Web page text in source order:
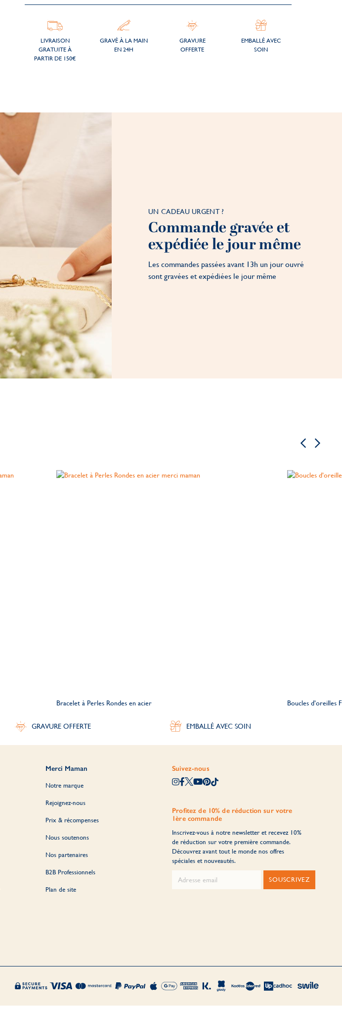
LIVRAISON
GRATUITE À
PARTIR DE 150€
GRAVÉ À LA MAIN
EN 24H
GRAVURE
OFFERTE
EMBALLÉ AVEC
SOIN
UN CADEAU URGENT ?
Commande gravée et
expédiée le jour même
Les commandes passées avant 13h un jour ouvré
sont gravées et expédiées le jour même
Bracelet à Perles Rondes en acier Boucles d’oreilles
GRAVURE OFFERTE EMBALLÉ AVEC SOIN
Merci Maman
Notre marque
Rejoignez-nous
Prix & récompenses
Nous soutenons
Nos partenaires
B2B Professionnels
Plan de site
Suivez-nous
Profitez de 10% de réduction sur votre
1ère commande
Inscrivez-vous à notre newsletter et recevez 10%
de réduction sur votre première commande.
Découvrez avant tout le monde nos offres
spéciales et nouveautés.
SOUSCRIVEZ